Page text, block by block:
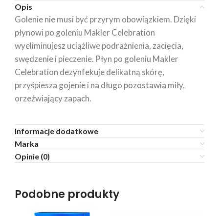
Opis
Golenie nie musi być przyrym obowiązkiem. Dzięki
płynowi po goleniu Makler Celebration
wyeliminujesz uciążliwe podrażnienia, zacięcia,
swędzenie i pieczenie. Płyn po goleniu Makler
Celebration dezynfekuje delikatną skórę,
przyśpiesza gojenie i na długo pozostawia miły,
orzeźwiający zapach.
Informacje dodatkowe
Marka
Opinie (0)
Podobne produkty